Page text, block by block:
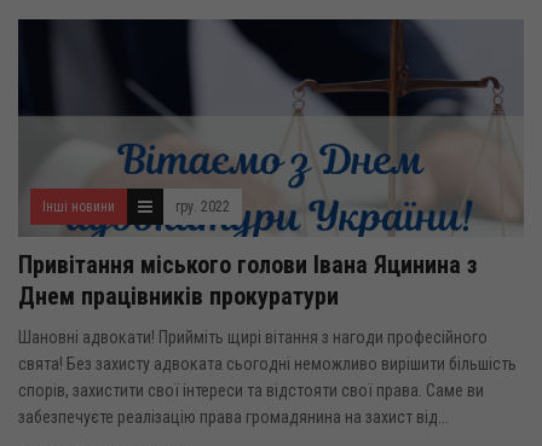
Інші новини гру. 2022
Привітання міського голови Івана Яцинина з
Днем працівників прокуратури
Шановні адвокати! Прийміть щирі вітання з нагоди професійного
свята! Без захисту адвоката сьогодні неможливо вирішити більшість
спорів, захистити свої інтереси та відстояти свої права. Саме ви
забезпечуєте реалізацію права громадянина на захист від...